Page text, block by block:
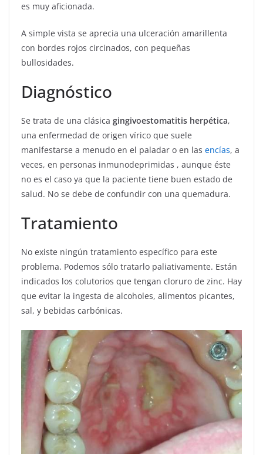
es muy aficionada.
A simple vista se aprecia una ulceración amarillenta
con bordes rojos circinados, con pequeñas
bullosidades.
Diagnóstico
Se trata de una clásica gingivoestomatitis herpética,
una enfermedad de origen vírico que suele
manifestarse a menudo en el paladar o en las encías, a
veces, en personas inmunodeprimidas , aunque éste
no es el caso ya que la paciente tiene buen estado de
salud. No se debe de confundir con una quemadura.
Tratamiento
No existe ningún tratamiento específico para este
problema. Podemos sólo tratarlo paliativamente. Están
indicados los colutorios que tengan cloruro de zinc. Hay
que evitar la ingesta de alcoholes, alimentos picantes,
sal, y bebidas carbónicas.